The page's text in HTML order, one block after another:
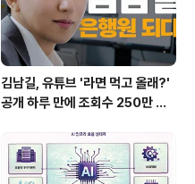
김남길, 유튜브 '라면 먹고 올래?'
공개 하루 만에 조회수 250만 돌